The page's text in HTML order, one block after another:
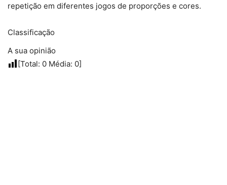
repetição em diferentes jogos de proporções e cores.
Classificação
A sua opinião
[Total: 0 Média: 0]